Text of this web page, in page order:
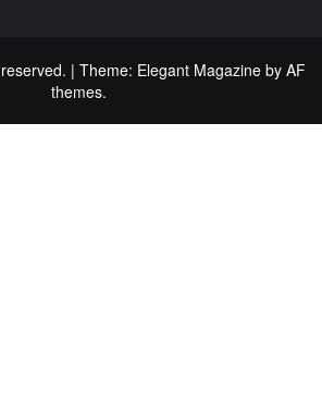
| Theme: Elegant Magazineby AF
themes.